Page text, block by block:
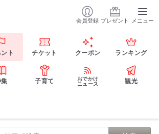
会員登録 プレゼント メニュー
ト チケット クーポン ランキング
子育て
おでかけ
ニュース
観光